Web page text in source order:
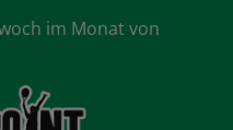
im Monat von